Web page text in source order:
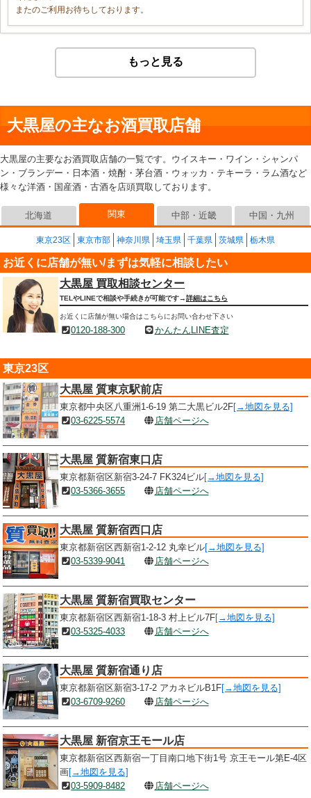
またのご利用お待ちしております。
もっと見る
大黒屋の主なお酒買取店舗
大黒屋の主要なお酒買取店舗の一覧です。ウイスキー・ワイン・シャンパ
ン・ブランデー・日本酒・焼酎・茅台酒・ウォッカ・テキーラ・ラム酒など
様々な洋酒・国産酒・古酒を店頭買取しております。
北海道 関東 中部・近畿 中国・九州
東京23区 東京市部 神奈川県 埼玉県 千葉県 茨城県 栃木県
お近くに店舗が無い/まずは気軽に相談したい
大黒屋 買取相談センター
TELやLINEで相談や手続きが可能です→詳細はこちら
お近くに店舗が無い場合はこちらにお問い合わせ下さい
0120-188-300 かんたんLINE査定
東京23区
大黒屋 質東京駅前店
東京都中央区八重洲1-6-19 第二大黒ビル2F[→地図を見る]
03-6225-5574
店舗ページへ
大黒屋 質新宿東口店
東京都新宿区新宿3-24-7 FK324ビル[→地図を見る]
03-5366-3655
店舗ページへ
大黒屋 質新宿西口店
東京都新宿区西新宿1-2-12 丸幸ビル[→地図を見る]
03-5339-9041
店舗ページへ
大黒屋 質新宿買取センター
東京都新宿区西新宿1-18-3 村上ビル7F[→地図を見る]
03-5325-4033
店舗ページへ
大黒屋 質新宿通り店
東京都新宿区新宿3-17-2 アカネビルB1F[→地図を見る]
03-6709-9260
店舗ページへ
大黒屋 新宿京王モール店
東京都新宿区西新宿一丁目南口地下街1号 京王モール第E-4区
画[→地図を見る]
03-5909-8482
店舗ページへ